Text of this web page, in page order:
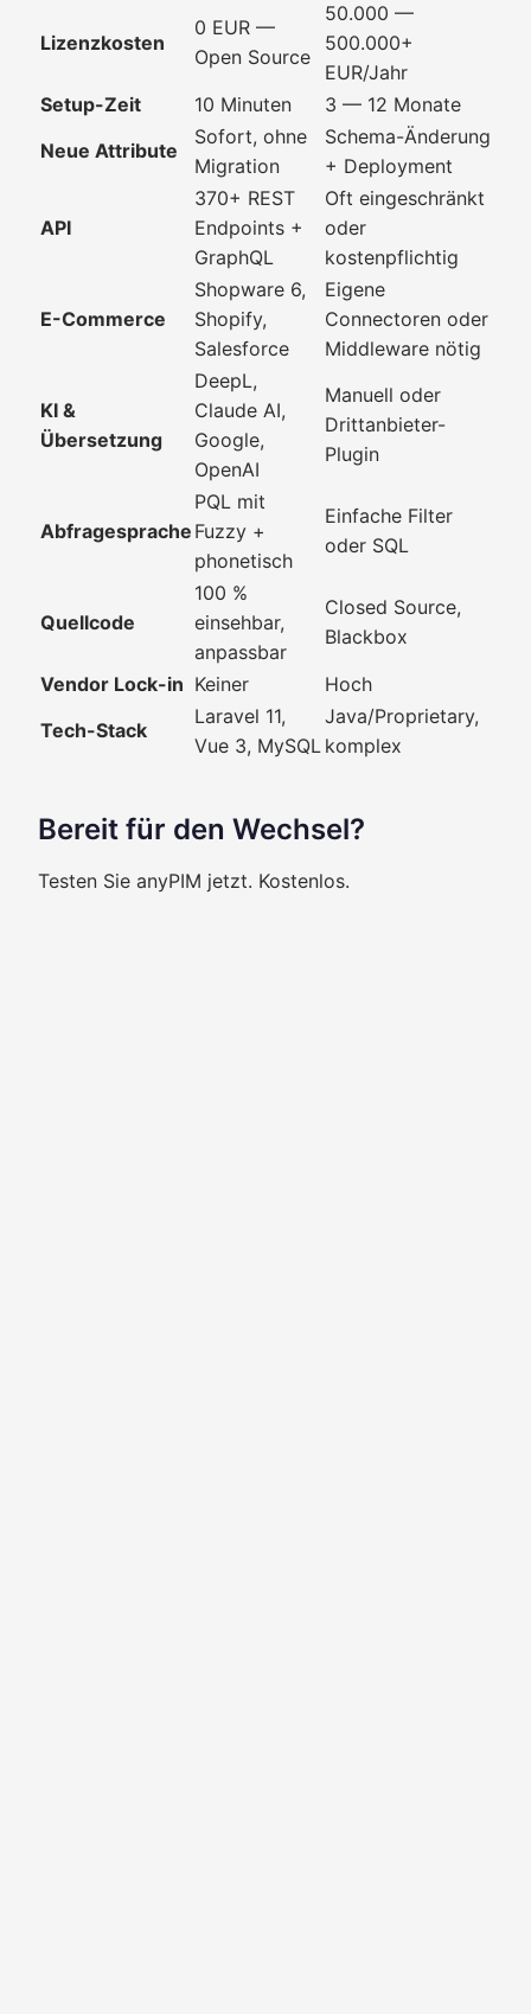
Lizenzkosten
0 EUR —
Open Source
50.000 —
500.000+
EUR/Jahr
Setup-Zeit
10 Minuten
3 — 12 Monate
Neue Attribute
Sofort, ohne
Migration
Schema-Änderung
+ Deployment
API
370+ REST
Endpoints +
GraphQL
Oft eingeschränkt
oder
kostenpflichtig
E-Commerce
Shopware 6,
Shopify,
Salesforce
Eigene
Connectoren oder
Middleware nötig
KI &
Übersetzung
DeepL,
Claude AI,
Google,
OpenAI
Manuell oder
Drittanbieter-
Plugin
Abfragesprache
PQL mit
Fuzzy +
phonetisch
Einfache Filter
oder SQL
Quellcode
100 %
einsehbar,
anpassbar
Closed Source,
Blackbox
Vendor Lock-in Keiner
Hoch
Tech-Stack
Laravel 11,
Vue 3, MySQL
Java/Proprietary,
komplex
Bereit für den Wechsel?
Testen Sie anyPIM jetzt. Kostenlos.